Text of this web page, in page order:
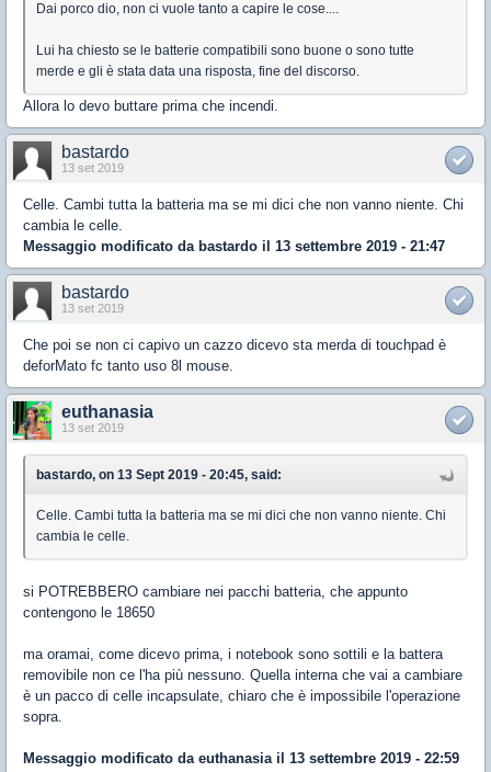
Dai porco dio, non ci vuole tanto a capire le cose....
Lui ha chiesto se le batterie compatibili sono buone o sono tutte
merde e gli è stata data una risposta, fine del discorso.
Allora lo devo buttare prima che incendi.
bastardo
13 set 2019
Celle. Cambi tutta la batteria ma se mi dici che non vanno niente. Chi
cambia le celle.
Messaggio modificato da bastardo il 13 settembre 2019 - 21:47
bastardo
13 set 2019
Che poi se non ci capivo un cazzo dicevo sta merda di touchpad è
deforMato fc tanto uso 8l mouse.
euthanasia
13 set 2019
bastardo, on 13 Sept 2019 - 20:45, said:
Celle. Cambi tutta la batteria ma se mi dici che non vanno niente. Chi
cambia le celle.
si POTREBBERO cambiare nei pacchi batteria, che appunto
contengono le 18650
ma oramai, come dicevo prima, i notebook sono sottili e la battera
removibile non ce l'ha più nessuno. Quella interna che vai a cambiare
è un pacco di celle incapsulate, chiaro che è impossibile l'operazione
sopra.
Messaggio modificato da euthanasiail 13 settembre 2019 - 22:59